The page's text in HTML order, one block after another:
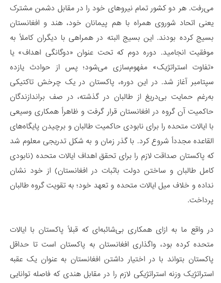
می‌رفت. هر دو کشور تمام نیرو‌های خود را در مقابل دشمن‌ مشترک
یعنی اتحاد شوروی همراه با هم‌ پیمانان خود، هند و افغانستان
بسیج کرده بودند. این بسیج البته در همراهی با دیگران کاملاً به
موفقیت انجامید. دوره دوم که تحت عنوان «دوگانگی اهداف» یا
«تفاوت استراتژیک» مفهوم‌سازی می‌شود؛ پس از حوادث یازده
سپتامبر آغاز شد. در این دوره، پاکستان در یک چرخش تاکتیکی
به‌رغم حمایت بی‌دریغ از طالبان در گذشته، در صف براندازندگان
حاکمیت آن گروه در افغانستان قرار گرفت و ظاهراً همکاری وسیعی
با ایالات متحده را برای نابودی حاکمیت طالبان و برچیدن پایگاه‌های
القاعده مجدداً شروع کرد. با گذر زمان و به شکل تدریجی معلوم شد
که پاکستان صداقت لازم را برای تحقق اهداف ایالات متحده (نابودی
کامل طالبان و ساختن دولت باثبات در افغانستان) از خود نشان
نداده و خلاف میل ایالات متحده و تعهد خود؛ به تقویت گروه طالبان
پرداخت.
در واقع ما به ‌ازای همکاری بی‌شائبه‌ای که قبلاً پاکستان با ایالات
متحده کرده بود، واگذاری افغانستان به پاکستان است تا حداقل
پاکستان بتواند با در اختیار داشتن افغانستان به ‌عنوان یک عقبه
استراتژیک وزنه استراتژیکی لازم را در مقابل هندی که فاصله توانایی